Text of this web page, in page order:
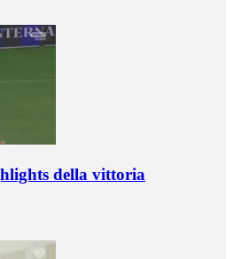
della vittoria